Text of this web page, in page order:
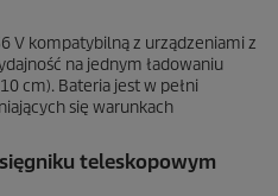
V kompatybilną z urządzeniami z
na jednym ładowaniu
cm). Bateria jest w pełni
się warunkach
teleskopowym